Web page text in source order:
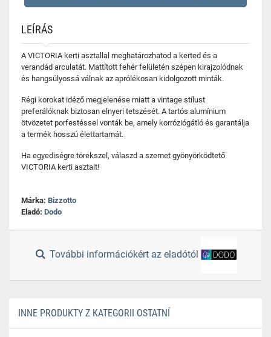
LEÍRÁS
A VICTORIA kerti asztallal meghatározhatod a kerted és a
verandád arculatát. Mattított fehér felületén szépen kirajzolódnak
és hangsúlyossá válnak az aprólékosan kidolgozott minták.
Régi korokat idéző megjelenése miatt a vintage stílust
preferálóknak biztosan elnyeri tetszését. A tartós alumínium
ötvözetet porfestéssel vonták be, amely korróziógátló és garantálja
a termék hosszú élettartamát.
Ha egyediségre törekszel, válaszd a szemet gyönyörködtető
VICTORIA kerti asztalt!
Márka: Bizzotto
Eladó: Dodo
További információkért az eladótól
INNE PRODUKTY Z KATEGORII OSTATNÍ